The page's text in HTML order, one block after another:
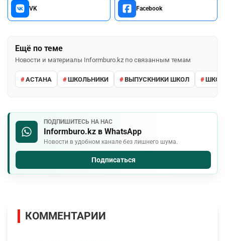
VK Facebook
Ещё по теме
Новости и материалы Informburo.kz по связанным темам
АСТАНА ШКОЛЬНИКИ ВЫПУСКНИКИ ШКОЛ
ПОДПИШИТЕСЬ НА НАС
Informburo.kz в WhatsApp
Новости в удобном канале без лишнего шума.
Подписаться
КОММЕНТАРИИ